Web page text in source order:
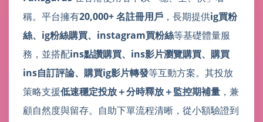
稱。平台擁有20,000+ 名註冊用戶 ，長期提供ig買粉
絲、ig粉絲購買、instagram買粉絲等基礎體量服
務，並搭配ins點讚購買、ins影片瀏覽購買、購買
ins自訂評論、購買ig影片轉發等互動方案。其投放
策略支援低速穩定投放＋分時釋放＋監控期補量 ，兼
顧自然度與留存。自助下單流程清晰，從小額驗證到